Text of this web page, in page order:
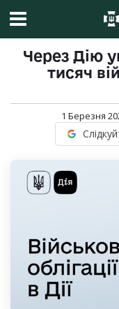
Через Дію
тисяч
1 Березня